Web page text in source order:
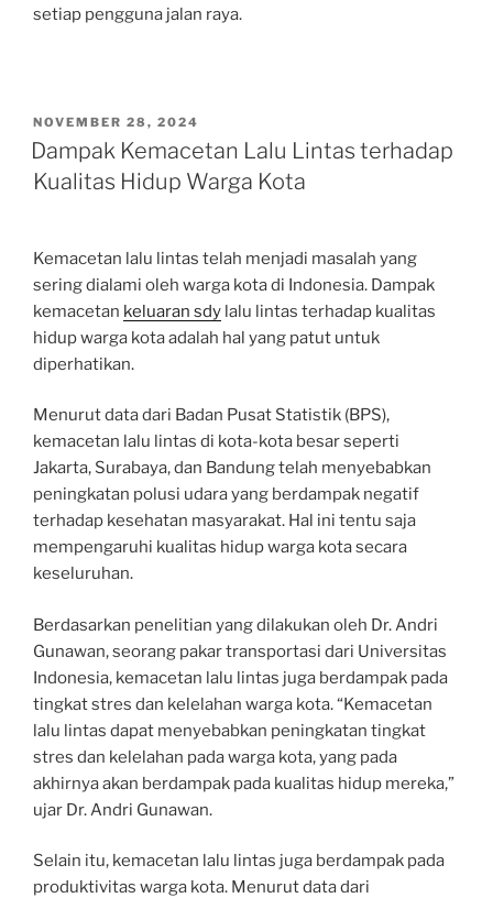
setiap pengguna jalan raya.
POSTED
ON
NOVEMBER 28, 2024
Dampak Kemacetan Lalu Lintas terhadap
Kualitas Hidup Warga Kota
Kemacetan lalu lintas telah menjadi masalah yang
sering dialami oleh warga kota di Indonesia. Dampak
kemacetan keluaran sdy lalu lintas terhadap kualitas
hidup warga kota adalah hal yang patut untuk
diperhatikan.
Menurut data dari Badan Pusat Statistik (BPS),
kemacetan lalu lintas di kota-kota besar seperti
Jakarta, Surabaya, dan Bandung telah menyebabkan
peningkatan polusi udara yang berdampak negatif
terhadap kesehatan masyarakat. Hal ini tentu saja
mempengaruhi kualitas hidup warga kota secara
keseluruhan.
Berdasarkan penelitian yang dilakukan oleh Dr. Andri
Gunawan, seorang pakar transportasi dari Universitas
Indonesia, kemacetan lalu lintas juga berdampak pada
tingkat stres dan kelelahan warga kota. “Kemacetan
lalu lintas dapat menyebabkan peningkatan tingkat
stres dan kelelahan pada warga kota, yang pada
akhirnya akan berdampak pada kualitas hidup mereka,”
ujar Dr. Andri Gunawan.
Selain itu, kemacetan lalu lintas juga berdampak pada
produktivitas warga kota. Menurut data dari